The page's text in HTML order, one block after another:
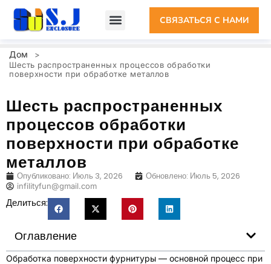
СВЯЗАТЬСЯ С НАМИ
Дом
>
Шесть распространенных процессов обработки
поверхности при обработке металлов
Шесть распространенных
процессов обработки
поверхности при обработке
металлов
Опубликовано: Июль 3, 2026 Обновлено: Июль 5, 2026
infilityfun@gmail.com
Делиться:
Оглавление
Обработка поверхности фурнитуры — основной процесс при